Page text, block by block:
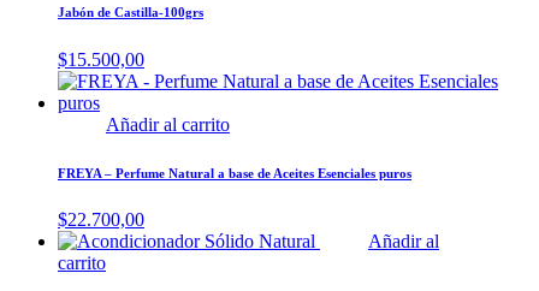
Jabón de Castilla-100grs
$15.500,00
Añadir al carrito
FREYA – Perfume Natural a base de Aceites Esenciales puros
$22.700,00
Añadir al
carrito